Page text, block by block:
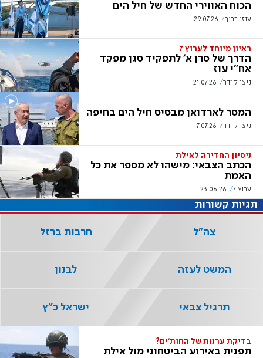
הכוח האווירי החדש של חיל הים
עוזי ברוך 29.07.26
ראיון מיוחד לערוץ 7
הדרך של סרן א' לתפקיד סגן מפקד
אח"י עוז
ניצן קידר 21.07.26
המסר לארדואן מבסיס חיל הים בחיפה
ניצן קידר 7.07.26
ניסיון החדירה לאילת
הכתב הצבאי: מישהו לא מספר את כל
האמת
ערוץ 7 23.06.26
בדיקת ערנות של החות'ים?
תפנית באירוע הביטחוני מול אילת
תגיות קשורות
צה"ל חרבות ברזל
המשט לעזה לבנון
תרגיל צבאי ישראל כ"ץ